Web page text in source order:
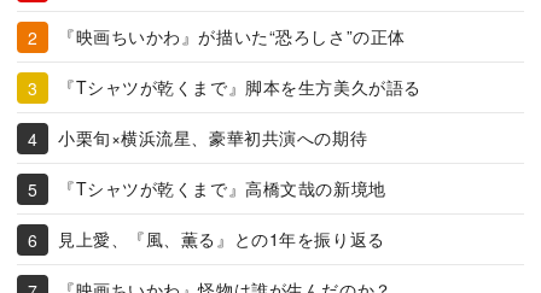
『映画ちいかわ』が描いた“恐ろしさ”の正体
『Tシャツが乾くまで』脚本を生方美久が語る
小栗旬×横浜流星、豪華初共演への期待
『Tシャツが乾くまで』高橋文哉の新境地
見上愛、『風、薫る』との1年を振り返る